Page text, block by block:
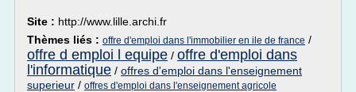
Site : http://www.lille.archi.fr
Thèmes liés : offre d'emploi dans l'immobilier en ile de france /
offre d emploi l equipe / offre d'emploi dans
l'informatique / offres d'emploi dans l'enseignement
superieur / offres d'emploi dans l'enseignement agricole